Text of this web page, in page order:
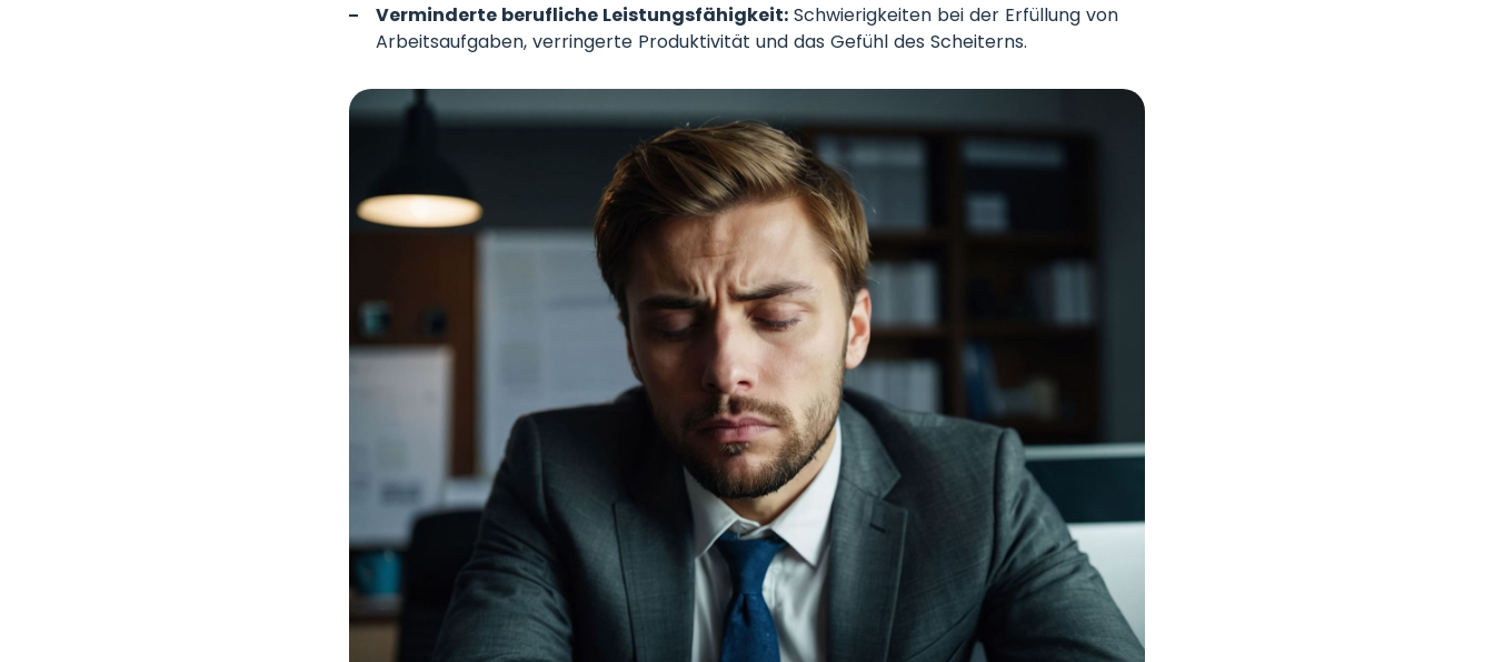
Verminderte berufliche Leistungsfähigkeit:Schwierigkeiten bei der Erfüllung von
Arbeitsaufgaben, verringerte Produktivität und das Gefühl des Scheiterns.